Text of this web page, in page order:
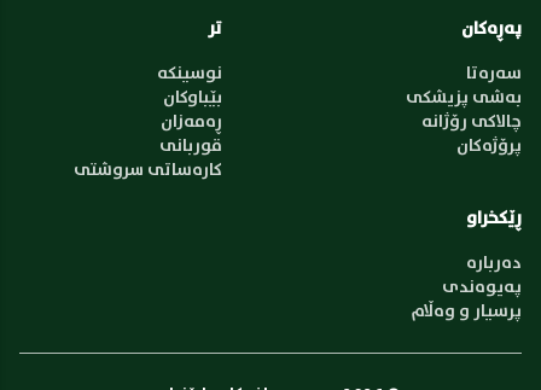
پەڕەکان
سەرەتا
بەشی پزیشکی
چالاکی رۆژانە
پرۆژەکان
تر
نوسینکە
بێباوکان
ڕەمەزان
قوربانی
کارەساتی سروشتی
ڕێکخراو
دەربارە
پەیوەندی
پرسیار و وەڵام